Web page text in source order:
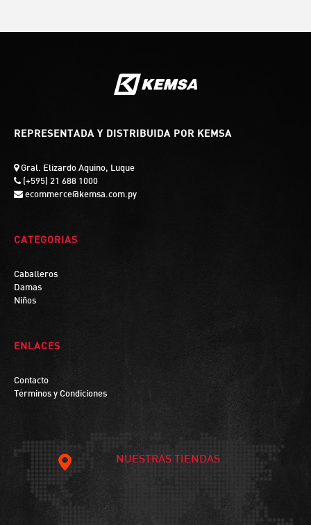
REPRESENTADA Y DISTRIBUIDA POR KEMSA
Gral. Elizardo Aquino, Luque
(+595) 21 688 1000
ecommerce@kemsa.com.py
CATEGORIAS
Caballeros
Damas
Niños
ENLACES
Contacto
Términos y Condiciones
NUESTRAS TIENDAS